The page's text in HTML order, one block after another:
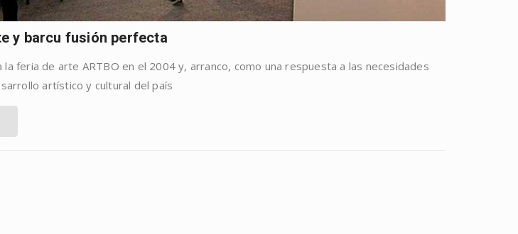
y barcu fusión perfecta
la feria de arte ARTBO en el 2004 y, arranco, como una respuesta a las necesidades
artístico y cultural del país